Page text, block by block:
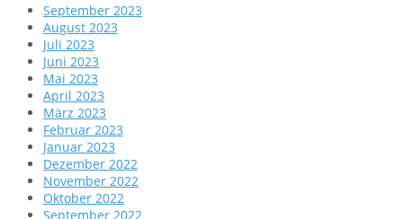
September 2023
August 2023
Juli 2023
Juni 2023
Mai 2023
April 2023
März 2023
Februar 2023
Januar 2023
Dezember 2022
November 2022
Oktober 2022
September 2022